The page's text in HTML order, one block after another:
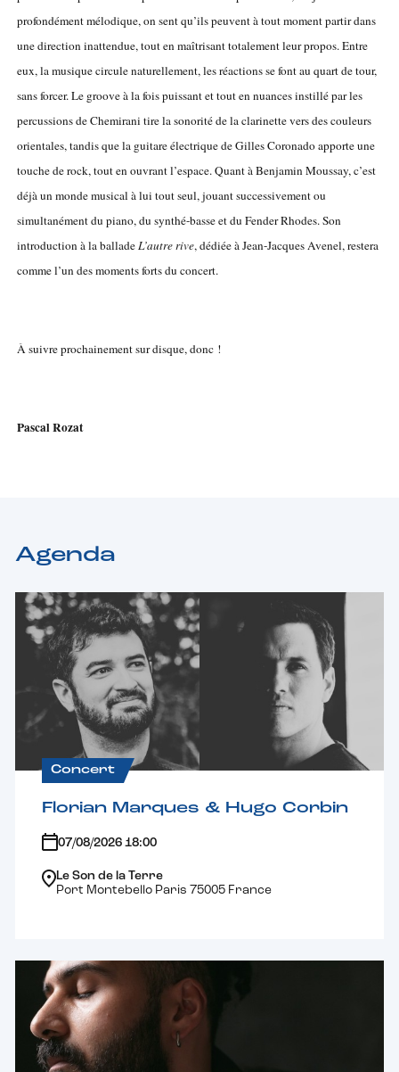
profondément mélodique, on sent qu’ils peuvent à tout moment partir dans
une direction inattendue, tout en maîtrisant totalement leur propos. Entre
eux, la musique circule naturellement, les réactions se font au quart de tour,
sans forcer. Le groove à la fois puissant et tout en nuances instillé par les
percussions de Chemirani tire la sonorité de la clarinette vers des couleurs
orientales, tandis que la guitare électrique de Gilles Coronado apporte une
touche de rock, tout en ouvrant l’espace. Quant à Benjamin Moussay, c’est
déjà un monde musical à lui tout seul, jouant successivement ou
simultanément du piano, du synthé-basse et du Fender Rhodes. Son
introduction à la balladeL’autre rive, dédiée à Jean-Jacques Avenel, restera
comme l’un des moments forts du concert.
À suivre prochainement sur disque, donc !
Pascal Rozat
Agenda
Concert
Florian Marques & Hugo Corbin
07/08/2026 18:00
Le Son de la Terre
Port Montebello Paris 75005 France